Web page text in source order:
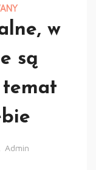
w
są
temat
Admin